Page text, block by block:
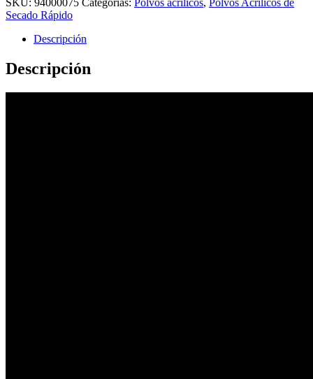
CRYSTAL
140
GRS.
cantidad
Secado Rápido
Descripción
Descripción